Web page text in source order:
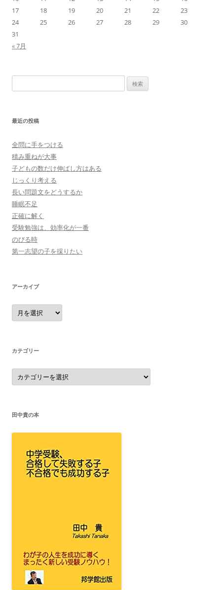
17
18 19 20 21 22
23
24
25 26 27 28 29
30
31
« 7月
索:
最近の投稿
全問に手をつける
積み重ねが大事
子どもの数だけ伸ばし方はある
じっくり考える
長い問題文をどうするか
睡眠不足
正確に解く
受験勉強は、効率化が一番
のびる時
第一志望の子を採りたい
アーカイブ
ア
ー
カ
カテゴリー
カ
テ
ゴ
田中貴の本